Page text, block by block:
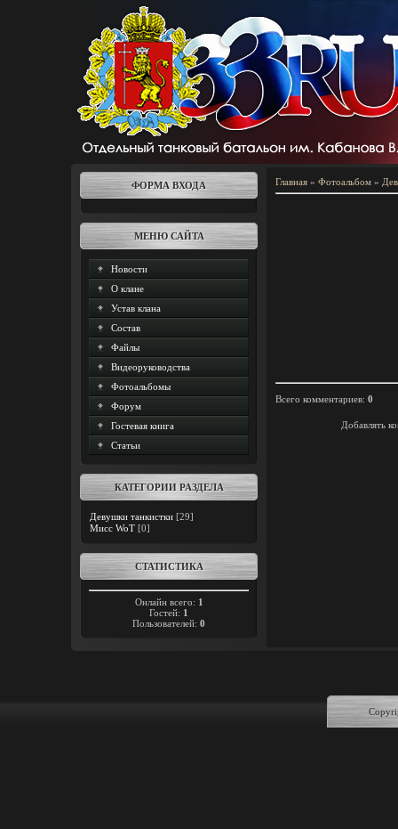
ФОРМА ВХОДА
МЕНЮ САЙТА
Новости
О клане
Устав клана
Состав
Файлы
Видеоруководства
Фотоальбомы
Форум
Гостевая книга
Статьи
КАТЕГОРИИ РАЗДЕЛА
Девушки танкистки [29]
Мисс WoT [0]
СТАТИСТИКА
Онлайн всего: 1
Гостей: 1
Пользователей: 0
Главная » Фотоальбом »
Всего комментариев: 0
Добавлять